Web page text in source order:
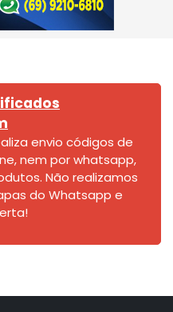
envio códigos de
nem por whatsapp,
Não realizamos
do Whatsapp e